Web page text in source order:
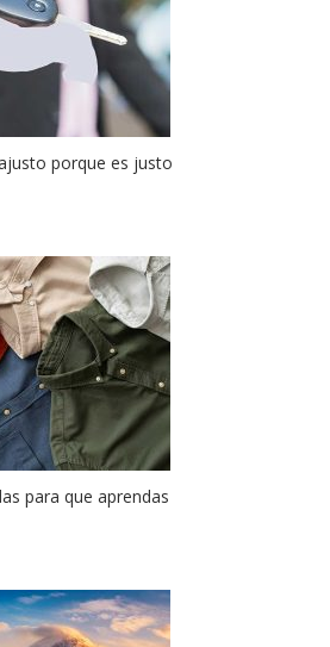
porque es justo
para que aprendas